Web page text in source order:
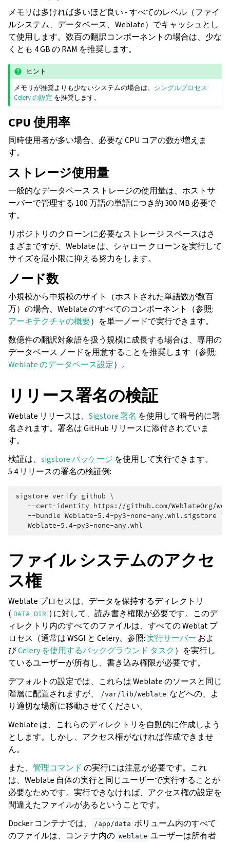
メモリは多ければ多いほど良い - すべてのレベル（ファイ
ルシステム、データベース、Weblate）でキャッシュとし
て使用します。数百の翻訳コンポーネントの場合は、少な
くとも 4 GB の RAM を推奨します。
ヒント
メモリが推奨よりも少ないシステムの場合は、 シングルプロセス
Celery の設定 を推奨します。
CPU 使用率
同時使用者が多い場合、必要な CPU コアの数が増えま
す。
ストレージ使用量
一般的なデータベース ストレージの使用量は、ホストサ
ーバーで管理する 100 万語の単語につき約 300 MB 必要で
す。
リポジトリのクローンに必要なストレージ スペースはさ
まざまですが、Weblate は、シャロー クローンを実行して
サイズを最小限に抑える努力をします。
ノード数
小規模から中規模のサイト（ホストされた単語数が数百
万）の場合、Weblate のすべてのコンポーネント（参照:
アーキテクチャの概要）を単一ノードで実行できます。
数億件の翻訳対象語を扱う規模に成長する場合は、専用の
データベース ノードを用意することを推奨します（参照:
Weblate のデータベース設定）。
リリース署名の検証
Weblate リリースは、 Sigstore 署名 を使用して暗号的に署
名されます。署名は GitHub リリースに添付されていま
す。
検証は、 sigstore パッケージ を使用して実行できます。
5.4 リリースの署名の検証例:
sigstore verify github \
--cert-identity https://github.com/WeblateOrg/
--bundle Weblate-5.4-py3-none-any.whl.sigstore \
ファイル システムのアクセ
ス権
Weblate プロセスは、データを保持するディレクトリ
( DATA_DIR ) に対して、読み書き権限が必要です。このデ
ィレクトリ内のすべてのファイルは、すべての Weblat プ
ロセス（通常は WSGI と Celery、参照:実行サーバー およ
びCelery を使用するバックグラウンド タスク ）を実行し
ているユーザーが所有し、書き込み権限が必要です。
デフォルトの設定では、これらは Weblate のソースと同じ
階層に配置されますが、
/var/lib/weblate などへの、よ
り適切な場所に移動させてください。
Weblate は、これらのディレクトリを自動的に作成しよう
とします。しかし、アクセス権がなければ作成できませ
ん。
また、 管理コマンド の実行には注意が必要です。これ
は、Weblate 自体の実行と同じユーザーで実行することが
必要なためです。実行できなければ、アクセス権の設定を
間違えたファイルがあるということです。
Docker コンテナでは、
/app/data ボリューム内のすべて
のファイルは、コンテナ内の weblate ユーザーは所有者